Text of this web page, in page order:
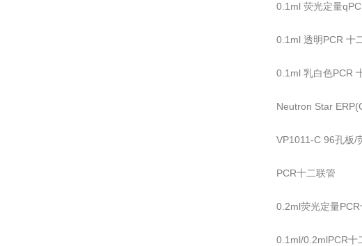
0.1ml 荧光定量
0.1ml 透明PCR 十
0.1ml 乳白色PCR
Neutron Star
VP1011-C 96孔板/
PCR十二联管
0.2ml荧光定量PCR
0.1ml/0.2mlPCR十